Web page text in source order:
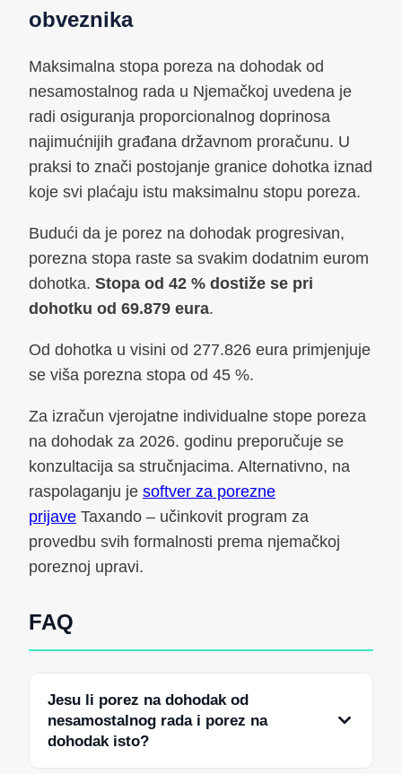
obveznika
Maksimalna stopa poreza na dohodak od
nesamostalnog rada u Njemačkoj uvedena je
radi osiguranja proporcionalnog doprinosa
najimućnijih građana državnom proračunu. U
praksi to znači postojanje granice dohotka iznad
koje svi plaćaju istu maksimalnu stopu poreza.
Budući da je porez na dohodak progresivan,
porezna stopa raste sa svakim dodatnim eurom
dohotka. Stopa od 42 % dostiže se pri
dohotku od 69.879 eura.
Od dohotka u visini od 277.826 eura primjenjuje
se viša porezna stopa od 45 %.
Za izračun vjerojatne individualne stope poreza
na dohodak za 2026. godinu preporučuje se
konzultacija sa stručnjacima. Alternativno, na
raspolaganju je softver za porezne
prijave Taxando – učinkovit program za
provedbu svih formalnosti prema njemačkoj
poreznoj upravi.
FAQ
Jesu li porez na dohodak od
nesamostalnog rada i porez na
dohodak isto?